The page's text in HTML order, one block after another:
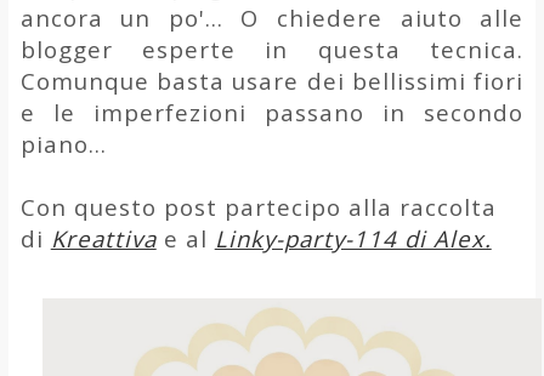
ancora un po'... O chiedere aiuto alle
blogger esperte in questa tecnica.
Comunque basta usare dei bellissimi fiori
e le imperfezioni passano in secondo
piano...
Con questo post partecipo alla raccolta
di Kreattivae al Linky-party-114 di Alex.